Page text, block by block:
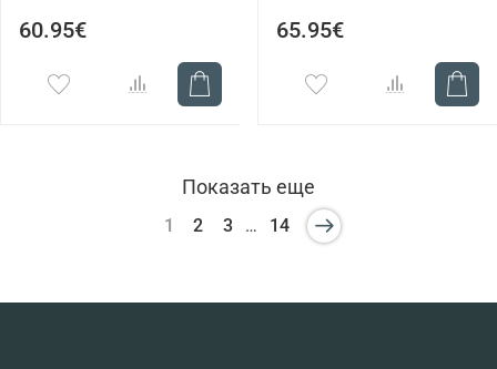
60.95€ 65.95€
Показать еще
1 2 3 … 14